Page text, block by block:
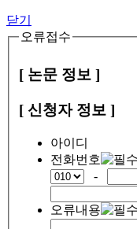
닫기
오류접수
[ 논문 정보 ]
[ 신청자 정보 ]
아이디
전화번호
-
오류내용